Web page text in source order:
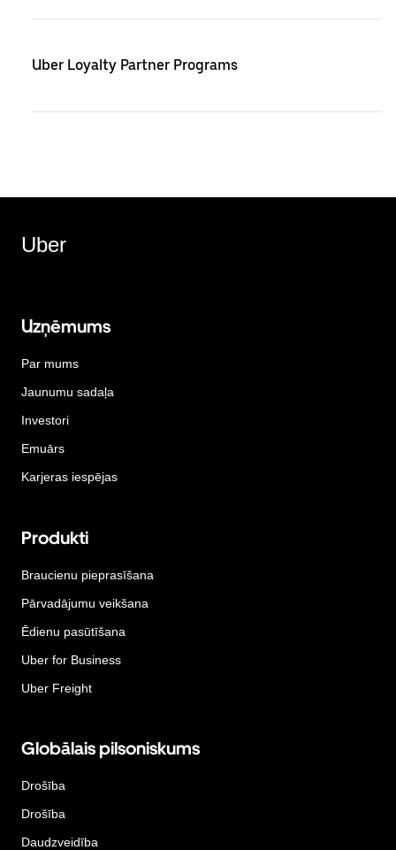
Uber Loyalty Partner Programs
Uber
Uzņēmums
Par mums
Jaunumu sadaļa
Investori
Emuārs
Karjeras iespējas
Produkti
Braucienu pieprasīšana
Pārvadājumu veikšana
Ēdienu pasūtīšana
Uber for Business
Uber Freight
Globālais pilsoniskums
Drošība
Drošība
Daudzveidība